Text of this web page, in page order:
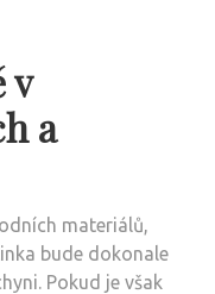
v
a
materiálů,
bude dokonale
Pokud je však